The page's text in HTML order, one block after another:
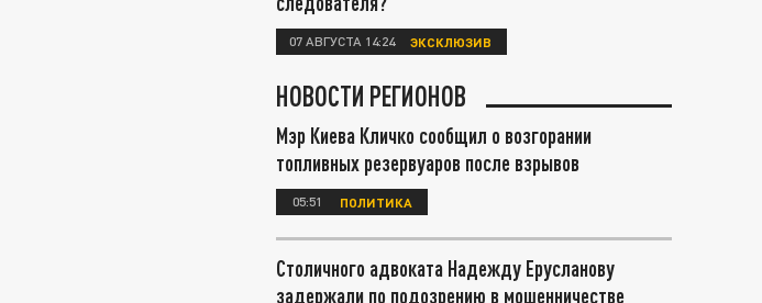
07 АВГУСТА 14:24 ЭКСКЛЮЗИВ
НОВОСТИ РЕГИОНОВ
Мэр Киева Кличко сообщил о возгорании
топливных резервуаров после взрывов
05:51 ПОЛИТИКА
Столичного адвоката Надежду Ерусланову
задержали по подозрению в мошенничестве